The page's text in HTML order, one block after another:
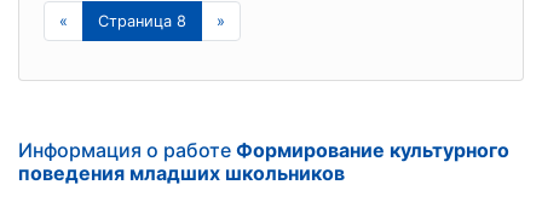
« Страница 8 »
Информация о работе Формирование культурного
поведения младших школьников